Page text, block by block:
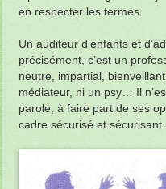
en respecter les termes.
Un auditeur d’enfants et
précisément, c’est un
neutre, impartial,
médiateur, ni un psy… Il
parole, à faire part de ses
cadre sécurisé et sécurisant.